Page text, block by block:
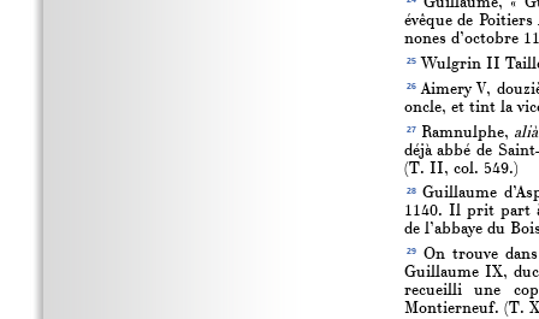
évêque de Poitiers
nones d’octobre
25Wulgrin II
26Aimery V,
oncle, et tint la
27Ramnulphe,
déjà abbé de
(T. II, col. 549.)
28Guillaume
1140. Il prit part
de l’abbaye du
29On trouve
Guillaume IX,
recueilli une
Montierneuf. (T.